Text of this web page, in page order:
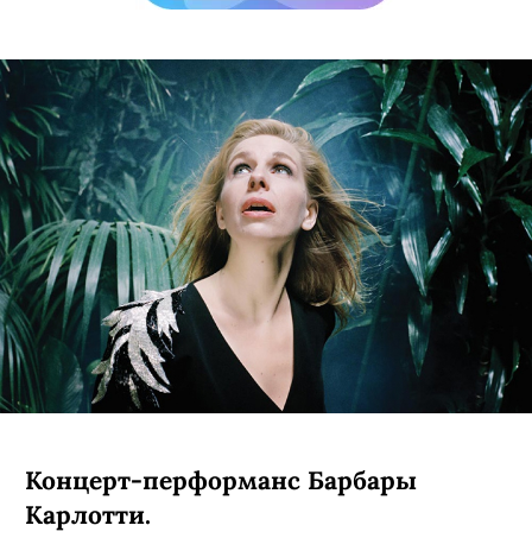
Концерт-перформанс Барбары
Карлотти.